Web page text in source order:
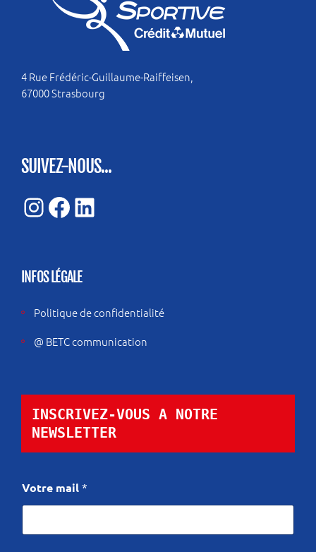
4 Rue Frédéric-Guillaume-Raiffeisen,
67000 Strasbourg
SUIVEZ-NOUS...
Instagram
Facebook
LinkedIn
INFOS LÉGALE
Politique de confidentialité
@ BETC communication
INSCRIVEZ-VOUS A NOTRE
NEWSLETTER
o
t
e
Votre mail *